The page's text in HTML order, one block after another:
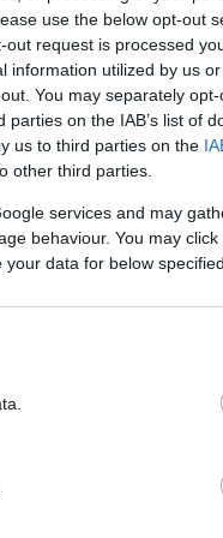
use the below opt-out
request is processed
information utilized by us
You may separately
on the IAB’s list of
us to third parties on the
other third parties.
services and may
behaviour. You may
data for below